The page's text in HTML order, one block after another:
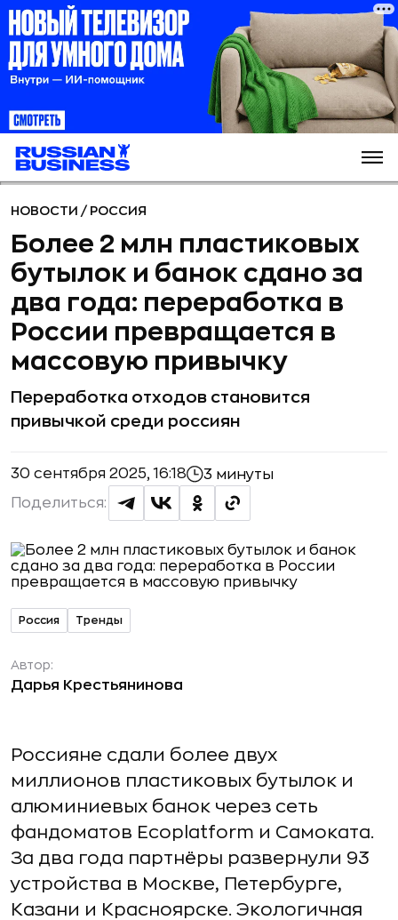
НОВОСТИ / РОССИЯ
Более 2 млн пластиковых
бутылок и банок сдано за
два года: переработка в
России превращается в
массовую привычку
Переработка отходов становится
привычкой среди россиян
30 сентября 2025, 16:18 3 минуты
Поделиться:
Россия Тренды
Автор:
Дарья Крестьянинова
Россияне сдали более двух
миллионов пластиковых бутылок и
алюминиевых банок через сеть
фандоматов Ecoplatform и Самоката.
За два года партнёры развернули 93
устройства в Москве, Петербурге,
Казани и Красноярске. Экологичная